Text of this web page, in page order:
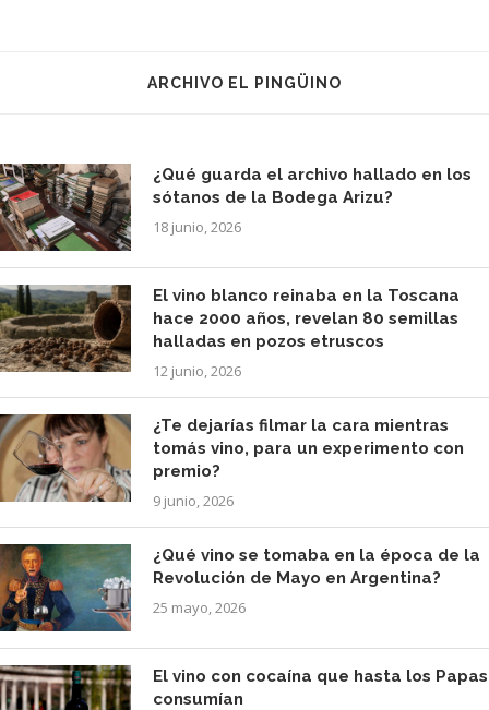
ARCHIVO EL PINGÜINO
¿Qué guarda el archivo hallado en los
sótanos de la Bodega Arizu?
18 junio, 2026
El vino blanco reinaba en la Toscana
hace 2000 años, revelan 80 semillas
halladas en pozos etruscos
12 junio, 2026
¿Te dejarías filmar la cara mientras
tomás vino, para un experimento con
premio?
9 junio, 2026
¿Qué vino se tomaba en la época de la
Revolución de Mayo en Argentina?
25 mayo, 2026
El vino con cocaína que hasta los Papas
consumían